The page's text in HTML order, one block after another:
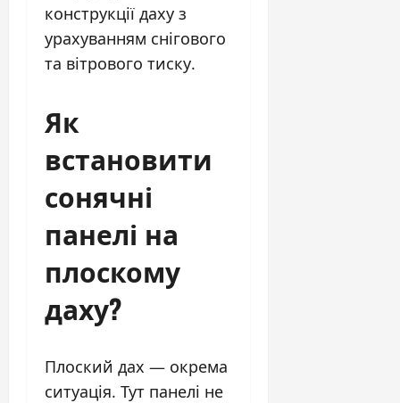
конструкції даху з
урахуванням снігового
та вітрового тиску.
Як
встановити
сонячні
панелі на
плоскому
даху?
Плоский дах — окрема
ситуація. Тут панелі не